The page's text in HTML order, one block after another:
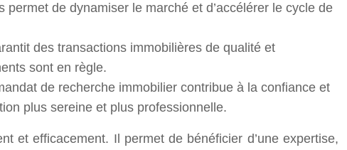
de dynamiser le marché et d’accélérer le cycle de
des transactions immobilières de qualité et
sont en règle.
de recherche immobilier contribue à la confiance et
plus sereine et plus professionnelle.
et efficacement. Il permet de bénéficier d’une expertise,